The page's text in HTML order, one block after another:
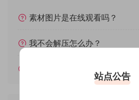
素材图片是在线观看吗？
我不会解压怎么办？
站点公告